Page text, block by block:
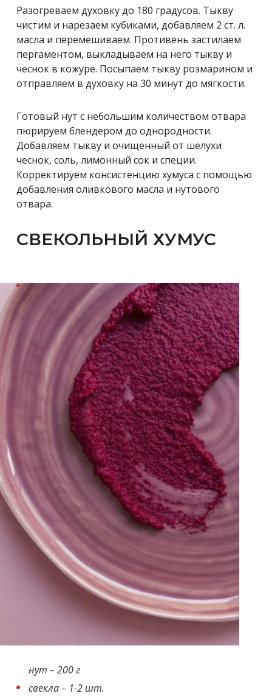
Разогреваем духовку до 180 градусов. Тыкву
чистим и нарезаем кубиками, добавляем 2 ст. л.
масла и перемешиваем. Противень застилаем
пергаментом, выкладываем на него тыкву и
чеснок в кожуре. Посыпаем тыкву розмарином и
отправляем в духовку на 30 минут до мягкости.
Готовый нут с небольшим количеством отвара
пюрируем блендером до однородности.
Добавляем тыкву и очищенный от шелухи
чеснок, соль, лимонный сок и специи.
Корректируем консистенцию хумуса с помощью
добавления оливкового масла и нутового
отвара.
СВЕКОЛЬНЫЙ ХУМУС
нут – 200 г
свекла – 1-2 шт.